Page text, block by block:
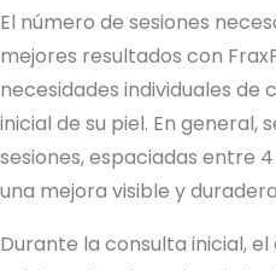
El número de sesiones
mejores resultados con
necesidades individuales de
inicial de su piel. En general,
sesiones, espaciadas entre
una mejora visible y
Durante la consulta inicial,